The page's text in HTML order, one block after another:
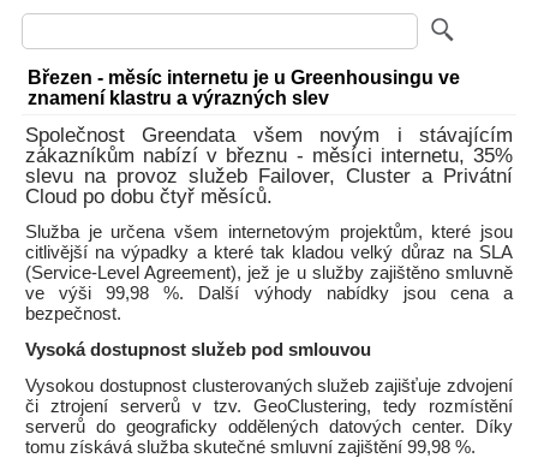
Březen - měsíc internetu je u Greenhousingu ve
znamení klastru a výrazných slev
Společnost Greendata všem novým i stávajícím
zákazníkům nabízí v březnu - měsíci internetu, 35%
slevu na provoz služeb Failover, Cluster a Privátní
Cloud po dobu čtyř měsíců.
Služba je určena všem internetovým projektům, které jsou
citlivější na výpadky a které tak kladou velký důraz na SLA
(Service-Level Agreement), jež je u služby zajištěno smluvně
ve výši 99,98 %. Další výhody nabídky jsou cena a
bezpečnost.
Vysoká dostupnost služeb pod smlouvou
Vysokou dostupnost clusterovaných služeb zajišťuje zdvojení
či ztrojení serverů v tzv. GeoClustering, tedy rozmístění
serverů do geograficky oddělených datových center. Díky
tomu získává služba skutečné smluvní zajištění 99,98 %.